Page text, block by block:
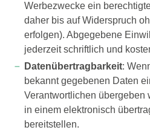
Werbezwecke ein
daher bis auf Widerspruch
erfolgen). Abgegebene
jederzeit schriftlich und
Datenübertragbarkeit:
bekannt gegebenen Daten
Verantwortlichen übergeben
in einem elektronisch
bereitstellen.